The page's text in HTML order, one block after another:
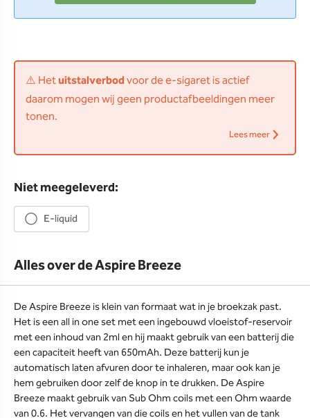
⚠️ Hetuitstalverbodvoor de e-sigaret is actief
daarom mogen wij geen productafbeeldingen meer
tonen.
Lees meer
Niet meegeleverd:
E-liquid
Alles over de Aspire Breeze
De Aspire Breeze is klein van formaat wat in je broekzak past.
Het is een all in one set met een ingebouwd vloeistof-reservoir
met een inhoud van 2ml en hij maakt gebruik van een batterij die
een capaciteit heeft van 650mAh. Deze batterij kun je
automatisch laten afvuren door te inhaleren, maar ook kan je
hem gebruiken door zelf de knop in te drukken. De Aspire
Breeze maakt gebruik van Sub Ohm coils met een Ohm waarde
van 0.6. Het vervangen van die coils en het vullen van de tank